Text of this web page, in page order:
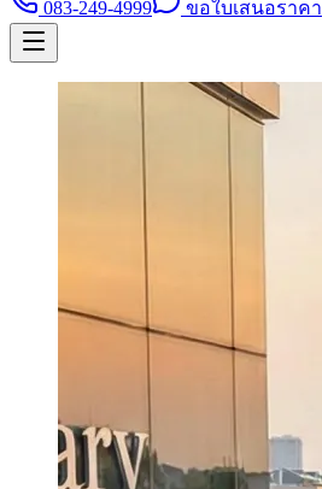
083-249-4999
ขอใบเสนอราคา